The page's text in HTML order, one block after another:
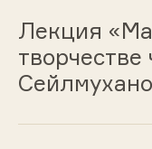
Лекция
творчестве